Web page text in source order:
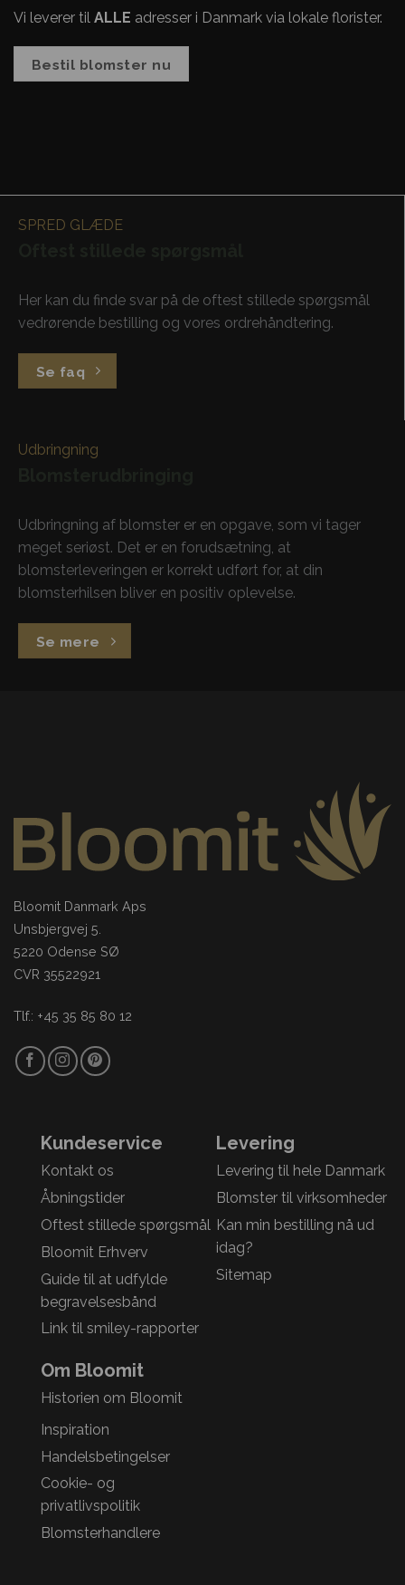
Vi leverer til ALLE adresser i Danmark via lokale florister.
Bestil blomster nu
SPRED GLÆDE
Her kan du finde svar på de oftest stillede spørgsmål
vedrørende bestilling og vores ordrehåndtering.
Se faq
Udbringning
Udbringning af blomster er en opgave, som vi tager
meget seriøst. Det er en forudsætning, at
blomsterleveringen er korrekt udført for, at din
blomsterhilsen bliver en positiv oplevelse.
Se mere
Bloomit Danmark Aps
Unsbjergvej 5.
5220 Odense SØ
CVR 35522921
Tlf.: +45 35 85 80 12
Kundeservice
Kontakt os
Åbningstider
Oftest stillede spørgsmål
Bloomit Erhverv
Guide til at udfylde
begravelsesbånd
Link til smiley-rapporter
Levering
Levering til hele Danmark
Blomster til virksomheder
Kan min bestilling nå ud
idag?
Sitemap
Om Bloomit
Historien om Bloomit
Inspiration
Handelsbetingelser
Cookie- og
privatlivspolitik
Blomsterhandlere